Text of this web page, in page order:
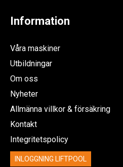
Information
Våra maskiner
Utbildningar
Om oss
Nyheter
Allmänna villkor & försäkring
Kontakt
Integritetspolicy
INLOGGNING LIFTPOOL